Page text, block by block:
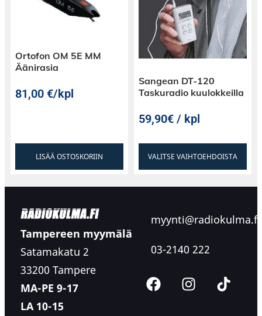
Ortofon OM 5E MM
Äänirasia
81,00€/kpl
LISÄÄ OSTOSKORIIN
Sangean DT-120
Taskuradio kuulokkeilla
59,90€ / kpl
VALITSE VAIHTOEHDOISTA
Tampereen myymälä
Satamakatu 2
33200 Tampere
MA-PE 9-17
LA 10-15
myynti@radiokulma.fi
03-2140 222